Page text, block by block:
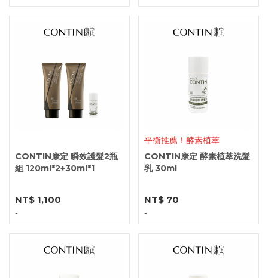
CONTIN康定 瞬效護髮2瓶
組 120ml*2+30ml*1
NT$ 1,100
-
平衡推薦！酵素植萃
CONTIN康定 酵素植萃洗髮
乳 30ml
NT$ 70
-